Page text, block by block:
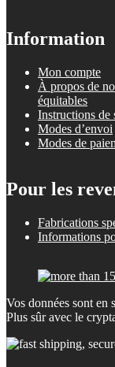
Information
Mon compte
À propos de
équitables
Instructions de
Modes d’envoi
Modes de
Pour les
Fabrications
Informations
Vos données sont en
Plus sûr avec le